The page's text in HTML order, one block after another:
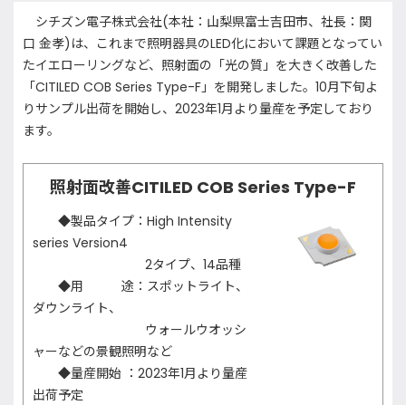
シチズン電子株式会社(本社：山梨県富士吉田市、社長：関
口 金孝)は、これまで照明器具のLED化において課題となってい
たイエローリングなど、照射面の「光の質」を大きく改善した
「CITILED COB Series Type-F」を開発しました。10月下旬よ
りサンプル出荷を開始し、2023年1月より量産を予定しており
ます。
照射面改善CITILED COB Series Type-F
◆製品タイプ：High Intensity
series Version4
2タイプ、14品種
◆用 途：スポットライト、
ダウンライト、
ウォールウオッシ
ャーなどの景観照明など
◆量産開始 ：2023年1月より量産
出荷予定